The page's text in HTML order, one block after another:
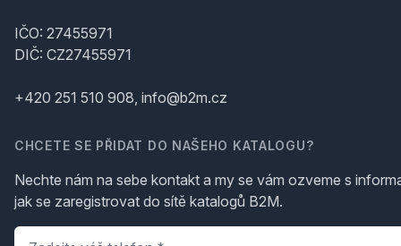
IČO: 27455971
DIČ: CZ27455971
+420 251 510 908, info@b2m.cz
CHCETE SE PŘIDAT DO NAŠEHO KATALOGU?
Nechte nám na sebe kontakt a my se vám ozveme s
jak se zaregistrovat do sítě katalogů B2M.
Telefon